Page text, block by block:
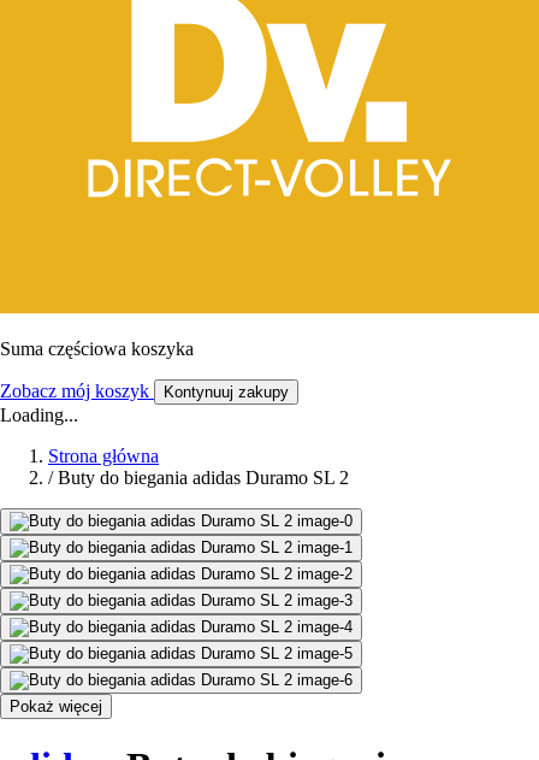
Suma częściowa koszyka
Zobacz mój koszyk Kontynuuj zakupy
Loading...
Strona główna
/ Buty do biegania adidas Duramo SL 2
Pokaż więcej